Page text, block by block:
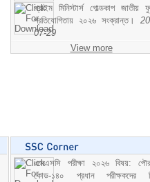
প্রাইম মিনিস্টার্স গোল্ডকাপ জাতীয়
প্রতিযোগিতায় ২০২৬ সংক্রান্ত।
07-29
View more
এসএসসি পরীক্ষা ২০২৬ বিষয়:
কোড-১৪০ প্রধান পরীক্ষকদের